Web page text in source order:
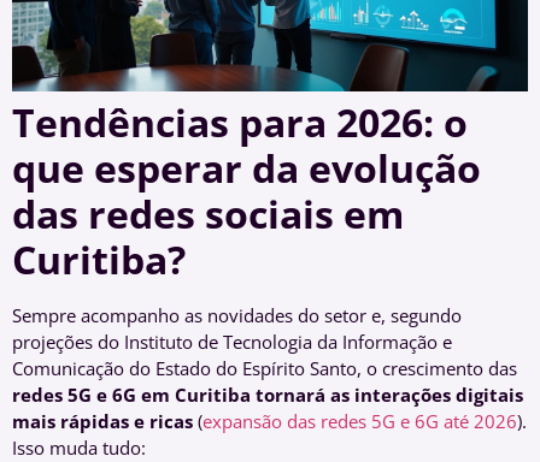
Tendências para 2026: o
que esperar da evolução
das redes sociais em
Curitiba?
Sempre acompanho as novidades do setor e, segundo
projeções do Instituto de Tecnologia da Informação e
Comunicação do Estado do Espírito Santo, o crescimento das
redes 5G e 6G em Curitiba tornará as interações digitais
mais rápidas e ricas (expansão das redes 5G e 6G até 2026).
Isso muda tudo: